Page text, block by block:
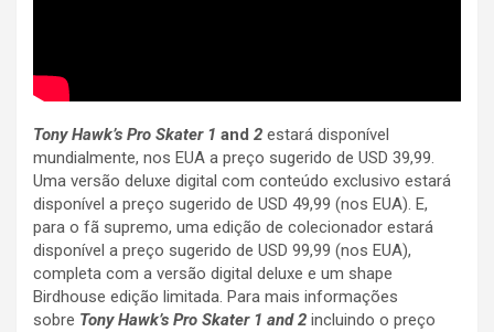
Tony Hawk’s Pro Skater 1 and 2 estará disponível
mundialmente, nos EUA a preço sugerido de USD 39,99.
Uma versão deluxe digital com conteúdo exclusivo estará
disponível a preço sugerido de USD 49,99 (nos EUA). E,
para o fã supremo, uma edição de colecionador estará
disponível a preço sugerido de USD 99,99 (nos EUA),
completa com a versão digital deluxe e um shape
Birdhouse edição limitada. Para mais informações
sobre Tony Hawk’s Pro Skater 1 and 2 incluindo o preço